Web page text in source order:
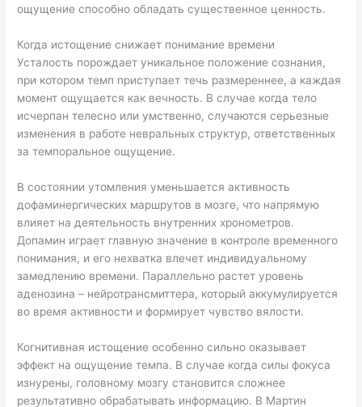
ощущение способно обладать существенное ценность.
Когда истощение снижает понимание времени
Усталость порождает уникальное положение сознания,
при котором темп приступает течь размереннее, а каждая
момент ощущается как вечность. В случае когда тело
исчерпан телесно или умственно, случаются серьезные
изменения в работе невральных структур, ответственных
за темпоральное ощущение.
В состоянии утомления уменьшается активность
дофаминергических маршрутов в мозге, что напрямую
влияет на деятельность внутренних хронометров.
Допамин играет главную значение в контроле временного
понимания, и его нехватка влечет индивидуальному
замедлению времени. Параллельно растет уровень
аденозина – нейротрансмиттера, который аккумулируется
во время активности и формирует чувство вялости.
Когнитивная истощение особенно сильно оказывает
эффект на ощущение темпа. В случае когда силы фокуса
изнурены, головному мозгу становится сложнее
результативно обрабатывать информацию. В Мартин